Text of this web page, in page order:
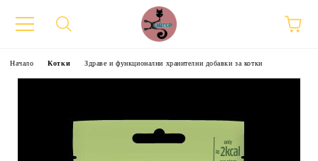
Начало Котки Здраве и функционални хранителни добавки за котки